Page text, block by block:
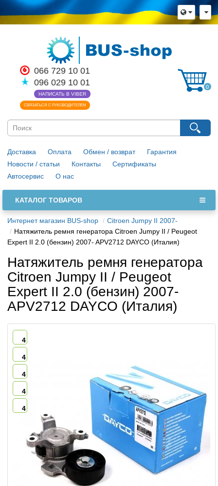
066 729 10 01
096 029 10 01
НАПИСАТЬ В VIBER
СВЯЗАТЬСЯ С РУКОВОДИТЕЛЕМ
0
Доставка Оплата Обмен / возврат
Гарантия
Новости / статьи
Контакты
Сертификаты
Автосервис
О нас
КАТАЛОГ ТОВАРОВ
Интернет магазин BUS-shop
Citroen Jumpy II 2007-
Натяжитель ремня генератора Citroen Jumpy II / Peugeot
Expert II 2.0 (бензин) 2007- APV2712 DAYCO (Италия)
Натяжитель ремня генератора
Citroen Jumpy II / Peugeot
Expert II 2.0 (бензин) 2007-
APV2712 DAYCO (Италия)
4
4
4
4
4